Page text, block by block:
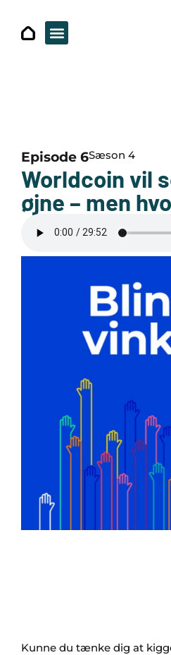
Episode 6Sæson 4
Worldcoin vil
øjne – men
Kunne du tænke dig at